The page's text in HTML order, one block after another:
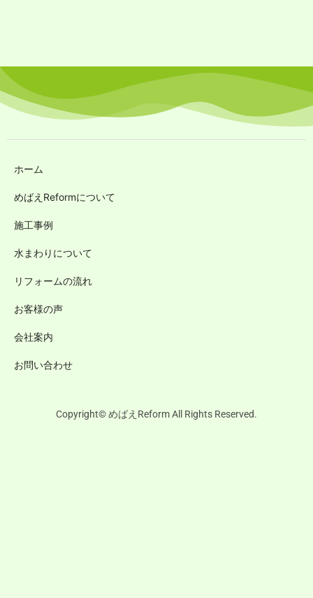
ホーム
めばえReformについて
施工事例
水まわりについて
リフォームの流れ
お客様の声
会社案内
お問い合わせ
Copyright© めばえReform All Rights Reserved.